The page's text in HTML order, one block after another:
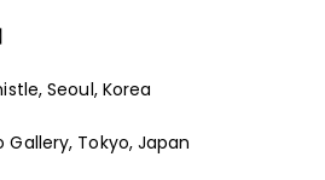
Seoul, Korea
Gallery, Tokyo, Japan